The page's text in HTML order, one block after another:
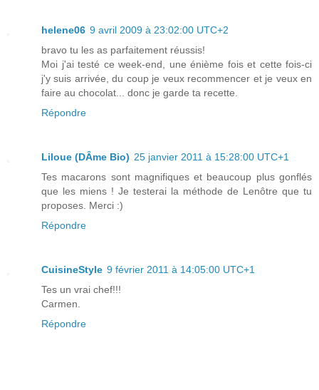
helene06 9 avril 2009 à 23:02:00 UTC+2
bravo tu les as parfaitement réussis!
Moi j'ai testé ce week-end, une énième fois et cette fois-ci
j'y suis arrivée, du coup je veux recommencer et je veux en
faire au chocolat... donc je garde ta recette.
Répondre
Liloue (DÂme Bio) 25 janvier 2011 à 15:28:00 UTC+1
Tes macarons sont magnifiques et beaucoup plus gonflés
que les miens ! Je testerai la méthode de Lenôtre que tu
proposes. Merci :)
Répondre
CuisineStyle 9 février 2011 à 14:05:00 UTC+1
Tes un vrai chef!!!
Carmen.
Répondre